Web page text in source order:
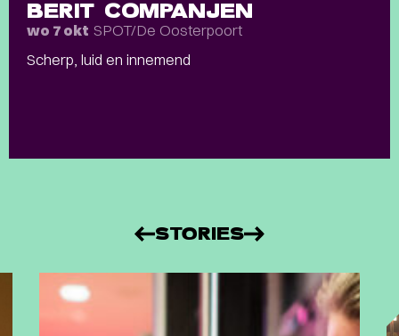
BERIT COMPANJEN
wo 7 okt SPOT/De Oosterpoort
Scherp, luid en innemend
STORIES